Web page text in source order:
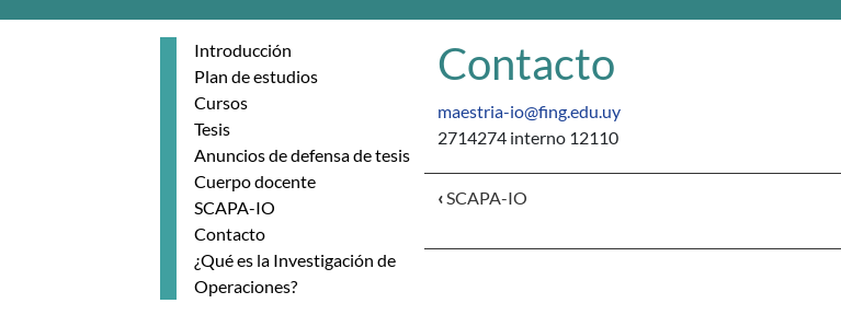
Introducción
Plan de estudios
Cursos
Tesis
Anuncios de defensa de tesis
Cuerpo docente
SCAPA-IO
Contacto
¿Qué es la Investigación de
Operaciones?
Contacto
maestria-io@fing.edu.uy
2714274 interno 12110
‹SCAPA-IO